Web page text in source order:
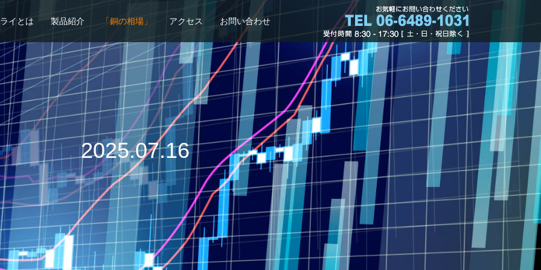
イとは 製品紹介 「銅の相場」 アクセス お問い合わせ
2025.07.16